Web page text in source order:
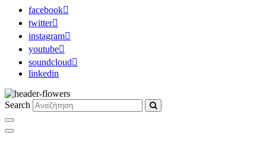
facebook
twitter
instagram
youtube
soundcloud
linkedin
Search